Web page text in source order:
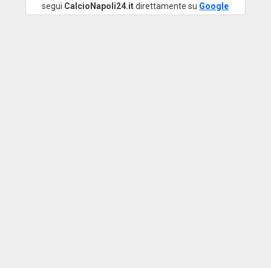
segui CalcioNapoli24.itdirettamente su Google